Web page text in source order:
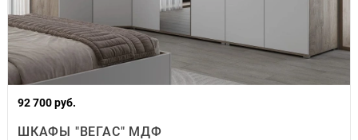
92 700 руб.
ШКАФЫ "ВЕГАС" МДФ